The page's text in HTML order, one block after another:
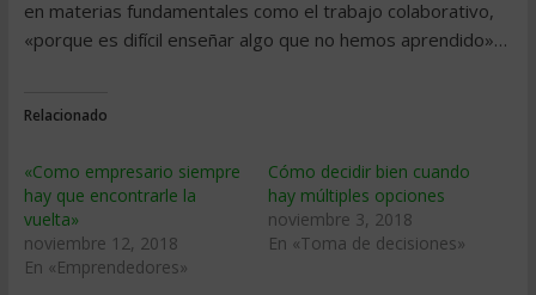
en materias fundamentales como el trabajo colaborativo,
«porque es difícil enseñar algo que no hemos aprendido»…
Relacionado
«Como empresario siempre
hay que encontrarle la
vuelta»
noviembre 12, 2018
En «Emprendedores»
Cómo decidir bien cuando
hay múltiples opciones
noviembre 3, 2018
En «Toma de decisiones»